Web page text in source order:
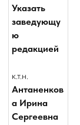
Указать
заведующу
ю
редакцией
к.т.н.
Антаненков
а Ирина
Сергеевна